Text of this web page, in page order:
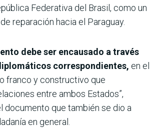
Federativa del Brasil, como un
reparación hacia el Paraguay.
debe ser encausado a través
correspondientes, en el
franco y constructivo que
entre ambos Estados”,
documento que también se dio a
en general.